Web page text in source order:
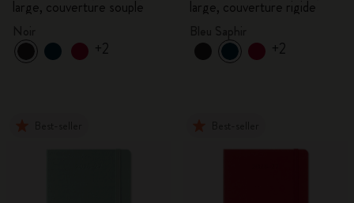
large, couverture souple
+2
large, couverture rigide
+2